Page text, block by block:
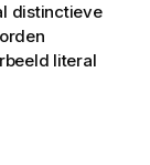
distinctieve
literal